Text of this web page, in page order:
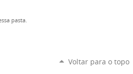
pasta.
Voltar para o topo